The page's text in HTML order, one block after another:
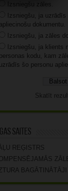
Izsniegšu zāles.
Izsniegšu, ja
dokumentu.
Izsniegšu, ja zāles
Izsniegšu, ja klients
kodu, kam
šo personu
Skatīt
saites
REĢISTRS
BAGĀTINĀTĀJI